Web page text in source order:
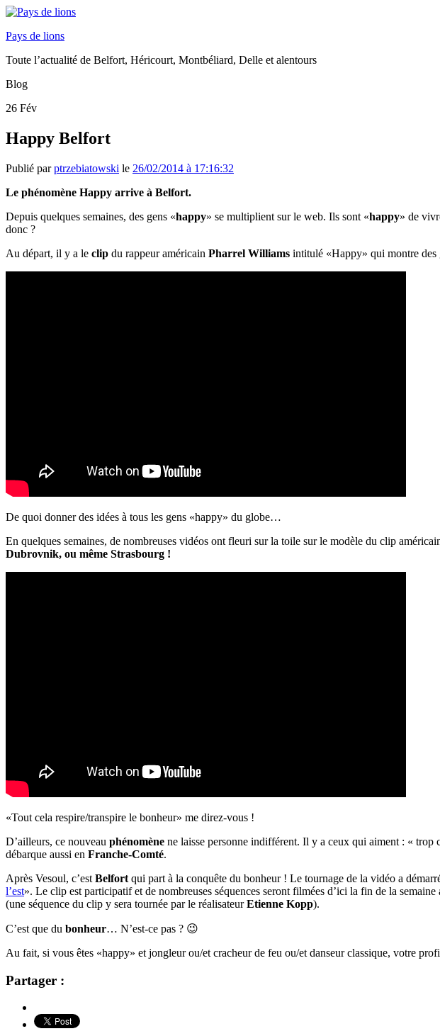
Pays de lions
Toute l’actualité de Belfort, Héricourt, Montbéliard, Delle et alentours
Blog
26 Fév
Happy Belfort
Publié parptrzebiatowski le 26/02/2014 à 17:16:32
Le phénomène Happy arrive à Belfort.
Depuis quelques semaines, des gens «happy» se multiplient sur le web. Ils sont «happy» de
donc ?
Au départ, il y a le clip du rappeur américain Pharrel Williams intitulé «Happy» qui montre des
De quoi donner des idées à tous les gens «happy» du globe…
En quelques semaines, de nombreuses vidéos ont fleuri sur la toile sur le modèle du clip
Dubrovnik, ou même Strasbourg !
«Tout cela respire/transpire le bonheur» me direz-vous !
D’ailleurs, ce nouveau phénomène ne laisse personne indifférent. Il y a ceux qui aiment : «
débarque aussi en Franche-Comté.
Après Vesoul, c’est Belfort qui part à la conquête du bonheur ! Le tournage de la vidéo a
l’est». Le clip est participatif et de nombreuses séquences seront filmées d’ici la fin de la
(une séquence du clip y sera tournée par le réalisateurEtienne Kopp).
C’est que du bonheur… N’est-ce pas ? 😉
Au fait, si vous êtes «happy» et jongleur ou/et cracheur de feu ou/et danseur classique, votre
Partager :